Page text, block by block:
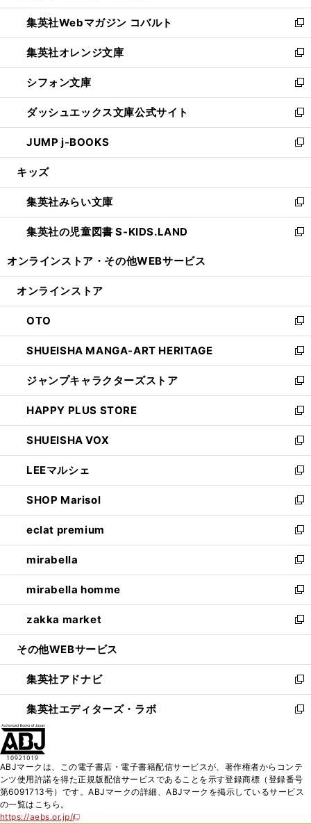
開
く
ウ
で
開
く
ン
ド
ウ
で
開
く
ウ
ィ
ン
ド
ウ
で
開
く
集英社Webマガジン コバルト
新
し
い
ウ
ィ
ン
ド
ウ
で
開
集英社オレンジ文庫
新
し
い
ウ
ィ
ン
ド
ウ
開
く
シフォン文庫
新
し
い
ウ
ィ
ン
ウ
で
開
く
ダッシュエックス文庫公式サイト
新
し
い
ウ
ン
ド
ウ
で
JUMP j-BOOKS
新
し
ウ
ィ
ン
ド
開
キッズ
集英社みらい文庫
新
し
い
ン
ウ
で
開
く
集英社の児童図書 S-KIDS.LAND
新
ウ
ン
ド
ウ
で
開
く
オンラインストア・ その他WEBサービス
オンラインストア
OTO
新
し
い
ウ
ィ
ン
ド
ウ
で
開
く
SHUEISHA MANGA-ART HERITAGE
新
し
い
ウ
ィ
ン
ド
ウ
で
開
く
ジャンプキャラクターズストア
新
し
い
ウ
ィ
ン
ド
ウ
で
開
く
HAPPY PLUS STORE
新
し
い
ウ
ィ
ン
ド
ウ
で
開
く
SHUEISHA VOX
新
し
い
ウ
ィ
ン
ド
ウ
で
開
く
LEEマルシェ
新
し
い
ウ
ィ
ン
ド
ウ
で
開
く
SHOP Marisol
新
し
い
ウ
ィ
ン
ド
ウ
で
開
eclat premium
新
し
い
ウ
ィ
ン
ド
ウ
開
く
mirabella
新
し
い
ウ
ィ
ン
ウ
で
開
く
mirabella homme
新
し
い
ウ
ン
ド
ウ
で
zakka market
新
し
ウ
ィ
ン
ド
く
その他WEBサービス
集英社アドナビ
新
し
い
ド
ウ
で
集英社エディターズ・ラボ
新
ィ
ン
ド
ABJマークは、この電子書店・電子書籍配信サービスが、著作権者からコンテ
ンツ使用許諾を得た正規版配信サービスであることを示す登録商標（登録番号
第6091713号）です。ABJマークの詳細、ABJマークを掲示しているサービス
の一覧はこちら。
https://aebs.or.jp/
新